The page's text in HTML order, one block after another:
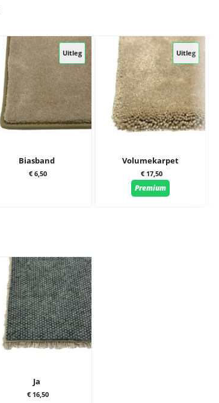
Uitleg
Biasband
€ 6,50
Uitleg
Volumekarpet
€ 17,50
Premium
Ja
€ 16,50